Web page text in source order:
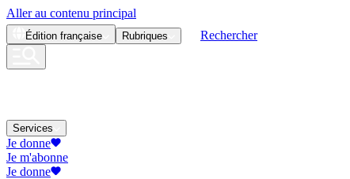
Aller au contenu principal
Édition française Rubriques Rechercher
Services
Je donne
Je m'abonne
Je donne